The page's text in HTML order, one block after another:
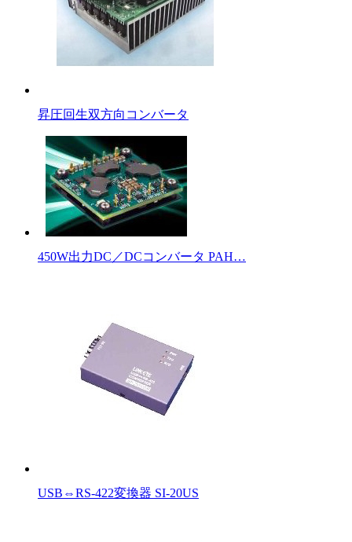
昇圧回生双方向コンバータ
450W出力DC／DCコンバータ PAH…
USB⇔RS-422変換器 SI-20US